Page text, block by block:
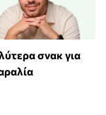
σνακ για